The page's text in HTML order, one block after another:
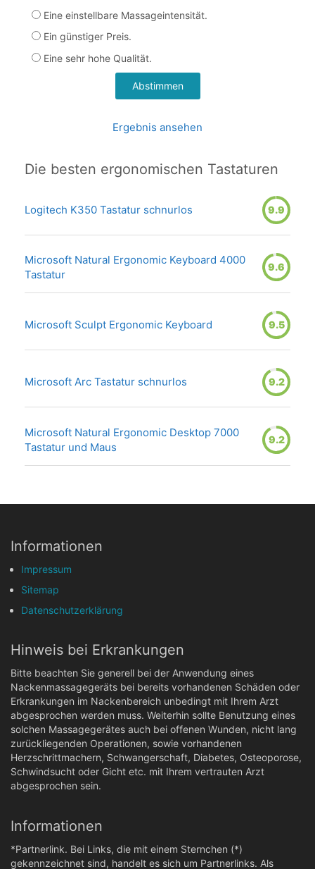
Eine einstellbare Massageintensität.
Ein günstiger Preis.
Eine sehr hohe Qualität.
Ergebnis ansehen
Die besten ergonomischen Tastaturen
Logitech K350 Tastatur schnurlos 9.9
Microsoft Natural Ergonomic Keyboard 4000
Tastatur
9.6
Microsoft Sculpt Ergonomic Keyboard 9.5
Microsoft Arc Tastatur schnurlos 9.2
Microsoft Natural Ergonomic Desktop 7000
Tastatur und Maus
9.2
Informationen
Impressum
Sitemap
Datenschutzerklärung
Hinweis bei Erkrankungen
Bitte beachten Sie generell bei der Anwendung eines
Nackenmassagegeräts bei bereits vorhandenen Schäden oder
Erkrankungen im Nackenbereich unbedingt mit Ihrem Arzt
abgesprochen werden muss. Weiterhin sollte Benutzung eines
solchen Massagegerätes auch bei offenen Wunden, nicht lang
zurückliegenden Operationen, sowie vorhandenen
Herzschrittmachern, Schwangerschaft, Diabetes, Osteoporose,
Schwindsucht oder Gicht etc. mit Ihrem vertrauten Arzt
abgesprochen sein.
Informationen
*Partnerlink. Bei Links, die mit einem Sternchen (*)
gekennzeichnet sind, handelt es sich um Partnerlinks. Als